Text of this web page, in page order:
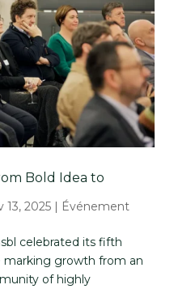
Bold Idea to
13, 2025| Événement
celebrated its fifth
marking growth from an
of highly